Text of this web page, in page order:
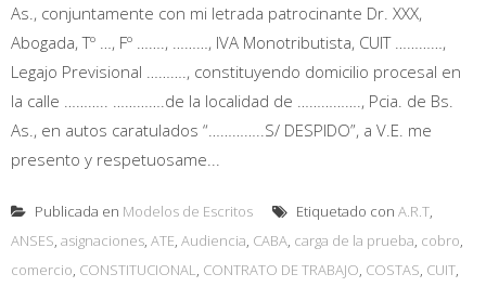
As., conjuntamente con mi letrada patrocinante Dr. XXX,
Abogada, Tº …, Fº ……., ………, IVA Monotributista, CUIT …………,
Legajo Previsional ………., constituyendo domicilio procesal en
la calle ……….. ………….de la localidad de ……………., Pcia. de Bs.
As., en autos caratulados “…………..S/ DESPIDO”, a V.E. me
presento y respetuosame...
Publicada en Modelos de Escritos Etiquetado con A.R.T,
ANSES, asignaciones, ATE, Audiencia, CABA, carga de la prueba, cobro,
comercio, CONSTITUCIONAL, CONTRATO DE TRABAJO, COSTAS, CUIT,